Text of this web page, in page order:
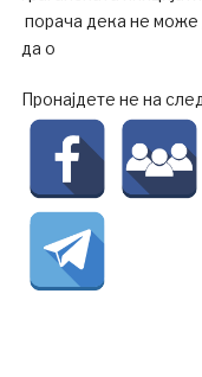
порача дека не може
да о
Пронајдете не на